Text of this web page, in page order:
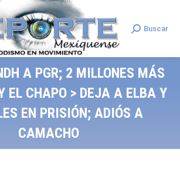
Search:
Buscar
A PGR; 2 MILLONES MÁS
EL CHAPO > DEJA A ELBA Y
EN PRISIÓN; ADIÓS A
CAMACHO